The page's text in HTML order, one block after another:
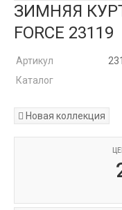
ЗИМНЯЯ
FORCE 23119
Артикул
Каталог
Новая коллекция